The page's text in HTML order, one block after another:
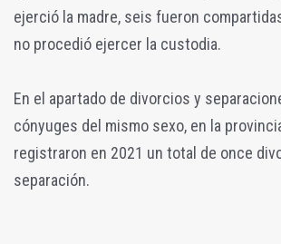
ejerció la madre, seis fueron
no procedió ejercer la custodia.
En el apartado de divorcios y
cónyuges del mismo sexo, en la
registraron en 2021 un total de once
separación.